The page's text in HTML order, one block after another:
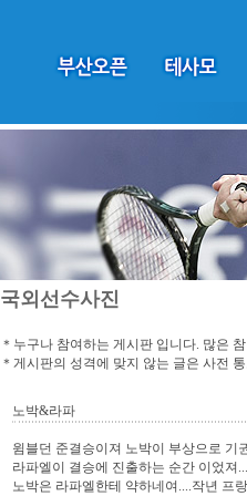
국외선수사진
＊누구나 참여하는 게시판 입니다. 많은
＊게시판의 성격에 맞지 않는 글은 사전
노박&라파
윔블던 준결승이져 노박이 부상으로 기
라파엘이 결승에 진출하는 순간 이었져
노박은 라파엘한테 약하네여....작년 프